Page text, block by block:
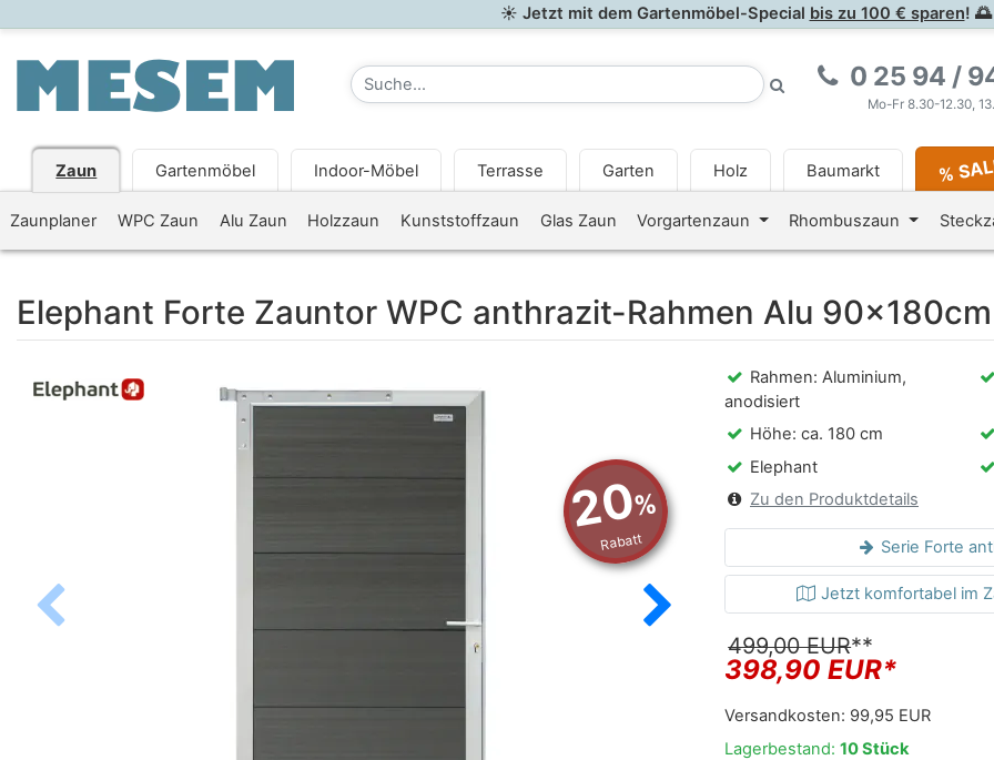
☀ Jetzt mit dem Gartenmöbel-Special bis zu 100 € sparen! 🌅
0 25 94 /
Mo-Fr 8.30-12.30,
Zaun
Zaunplaner WPC Zaun Alu Zaun Holzzaun Kunststoffzaun Glas Zaun Vorgartenzaun Rhombuszaun
Gartenmöbel Indoor-Möbel Terrasse Garten Holz Baumarkt %
<i class="fa fa-newspaper-
Elephant Forte Zauntor WPC anthrazit-Rahmen Alu
20%
Rabatt
Elephant Forte Zauntor
Rahmen: Aluminium,
anodisiert
Höhe: ca. 180 cm
Elephant
Zu den Produktdetails
Serie Forte
Jetzt komfortabel im
499,00 EUR**
398,90 EUR*
Versandkosten: 99,95 EUR
Lagerbestand:10 Stück